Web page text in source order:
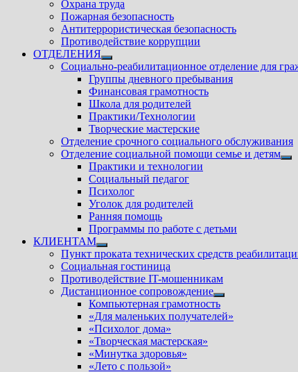
Охрана труда
Пожарная безопасность
Антитеррористическая безопасность
Противодействие коррупции
ОТДЕЛЕНИЯ
Показать
подменю
Социально-реабилитационное отделение для
Группы дневного пребывания
Финансовая грамотность
Школа для родителей
Практики/Технологии
Творческие мастерские
Отделение срочного социального обслуживания
Отделение социальной помощи семье и детям
Практики и технологии
Социальный педагог
Психолог
Уголок для родителей
Ранняя помощь
Программы по работе с детьми
КЛИЕНТАМ
Показать
подменю
Пункт проката технических средств
Социальная гостиница
Противодействие IT-мошенникам
Дистанционное сопровождение
Показать
подменю
Компьютерная грамотность
«Для маленьких получателей»
«Психолог дома»
«Творческая мастерская»
«Минутка здоровья»
«Лето с пользой»